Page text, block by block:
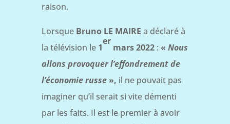
raison.
Lorsque Bruno LE MAIRE a déclaré à
la télévision le 1
er
mars 2022: « Nous
allons provoquer l’effondrement de
l’économie russe», il ne pouvait pas
imaginer qu’il serait si vite démenti
par les faits. Il est le premier à avoir